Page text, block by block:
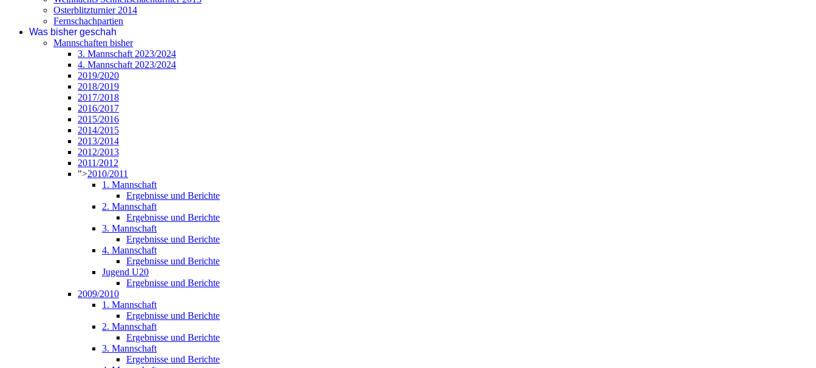
Osterblitzturnier 2014
Fernschachpartien
Was bisher geschah
Mannschaften bisher
3. Mannschaft 2023/2024
4. Mannschaft 2023/2024
2019/2020
2018/2019
2017/2018
2016/2017
2015/2016
2014/2015
2013/2014
2012/2013
2011/2012
">2010/2011
1. Mannschaft
Ergebnisse und Berichte
2. Mannschaft
Ergebnisse und Berichte
3. Mannschaft
Ergebnisse und Berichte
4. Mannschaft
Ergebnisse und Berichte
Jugend U20
Ergebnisse und Berichte
2009/2010
1. Mannschaft
Ergebnisse und Berichte
2. Mannschaft
Ergebnisse und Berichte
3. Mannschaft
Ergebnisse und Berichte